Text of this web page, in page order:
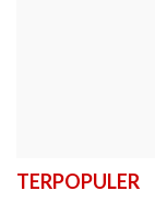
TERPOPULER